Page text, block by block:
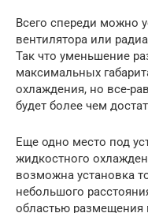
Всего спереди можно
вентилятора или
Так что уменьшение
максимальных
охлаждения, но все-
будет более чем
Еще одно место под
жидкостного
возможна установка
небольшого
областью размещения